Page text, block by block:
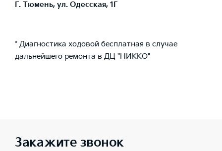
Г. Тюмень, ул. Одесская, 1Г
* Диагностика ходовой бесплатная в случае
дальнейшего ремонта в ДЦ "НИККО"
Закажите звонок